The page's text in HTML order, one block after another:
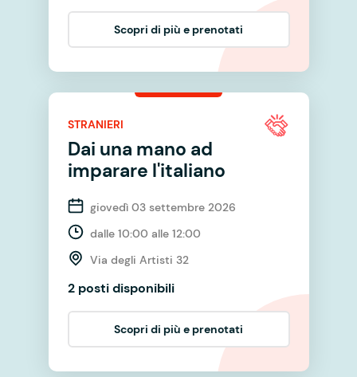
Scopri di più e prenotati
STRANIERI
Dai una mano ad
imparare l'italiano
giovedì 03 settembre 2026
dalle 10:00 alle 12:00
Via degli Artisti 32
2 posti disponibili
Scopri di più e prenotati